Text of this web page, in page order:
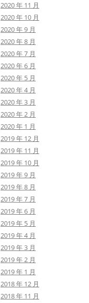
2020 年 11 月
2020 年 10 月
2020 年 9 月
2020 年 8 月
2020 年 7 月
2020 年 6 月
2020 年 5 月
2020 年 4 月
2020 年 3 月
2020 年 2 月
2020 年 1 月
2019 年 12 月
2019 年 11 月
2019 年 10 月
2019 年 9 月
2019 年 8 月
2019 年 7 月
2019 年 6 月
2019 年 5 月
2019 年 4 月
2019 年 3 月
2019 年 2 月
2019 年 1 月
2018 年 12 月
2018 年 11 月